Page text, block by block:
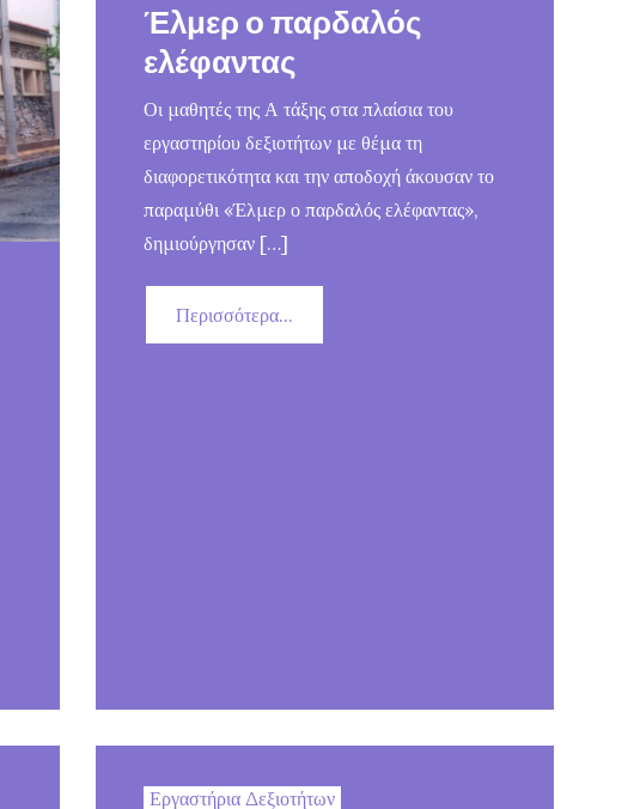
Έλμερ ο παρδαλός
ελέφαντας
Οι μαθητές της Α τάξης στα πλαίσια του
εργαστηρίου δεξιοτήτων με θέμα τη
διαφορετικότητα και την αποδοχή άκουσαν το
παραμύθι «Έλμερ ο παρδαλός ελέφαντας»,
δημιούργησαν […]
Περισσότερα...
Εργαστήρια Δεξιοτήτων